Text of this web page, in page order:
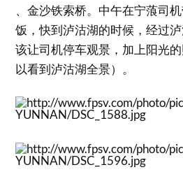
、金沙铁索桥。中午在宁蒗司
饭，快到泸沽湖的时候，经过
该让司机停车观景，加上阳光
以看到泸沽湖全景）。